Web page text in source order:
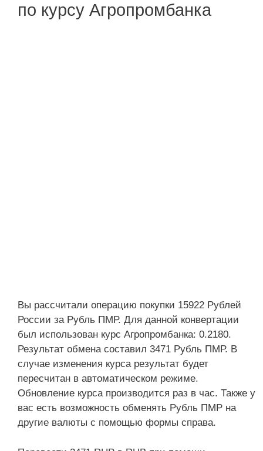
по курсу Агропромбанка
Вы рассчитали операцию покупки 15922 Рублей
России за Рубль ПМР. Для данной конвертации
был использован курс Агропромбанка: 0.2180.
Результат обмена составил 3471 Рубль ПМР. В
случае изменения курса результат будет
пересчитан в автоматическом режиме.
Обновление курса производится раз в час. Также у
вас есть возможность обменять Рубль ПМР на
другие валюты с помощью формы справа.